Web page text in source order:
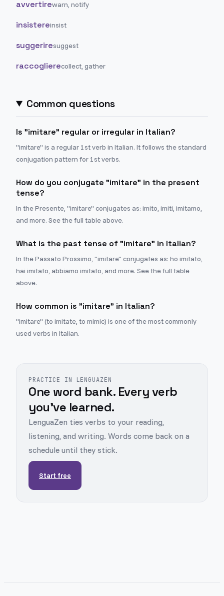
avvertirewarn, notify
insistereinsist
suggeriresuggest
raccoglierecollect, gather
Common questions
Is "imitare" regular or irregular in Italian?
"imitare" is a regular 1st verb in Italian. It follows the standard
conjugation pattern for 1st verbs.
How do you conjugate "imitare" in the present
tense?
In the Presente, "imitare" conjugates as: imito, imiti, imitamo,
and more. See the full table above.
What is the past tense of "imitare" in Italian?
In the Passato Prossimo, "imitare" conjugates as: ho imitato,
hai imitato, abbiamo imitato, and more. See the full table
above.
How common is "imitare" in Italian?
"imitare" (to imitate, to mimic) is one of the most commonly
used verbs in Italian.
PRACTICE IN LENGUAZEN
One word bank. Every verb
you've learned.
LenguaZen ties verbs to your reading,
listening, and writing. Words come back on a
schedule until they stick.
Start free